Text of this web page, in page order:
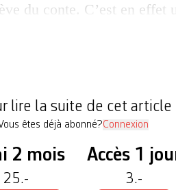
du conte. C’est en effet
lire la suite de cet article
êtes déjà abonné?Connexion
2 mois
25.-
Accès 1
3.-